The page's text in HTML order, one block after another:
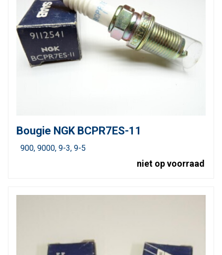
Bougie NGK BCPR7ES-11
900 9000 9-3 9-5
niet op voorraad